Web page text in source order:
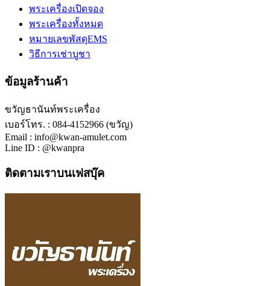
พระเครื่องเปิดจอง
พระเครื่องทั้งหมด
หมายเลขพัสดุEMS
วิธีการเช่าบูชา
ข้อมูลร้านค้า
ขวัญธานันท์พระเครื่อง
เบอร์โทร. : 084-4152966 (ขวัญ)
Email : info@kwan-amulet.com
Line ID : @kwanpra
ติดตามเราบนเฟสบุ๊ค